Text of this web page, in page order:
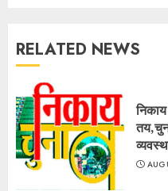
RELATED NEWS